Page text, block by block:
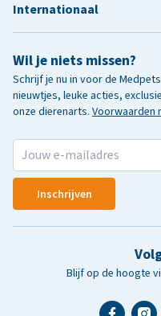
Wil je niets missen?
Schrijf je nu in voor de
nieuwtjes, leuke acties,
onze dierenarts. Voorwaarden
Inschrijven
Blijf op de hoogte
Internationaal